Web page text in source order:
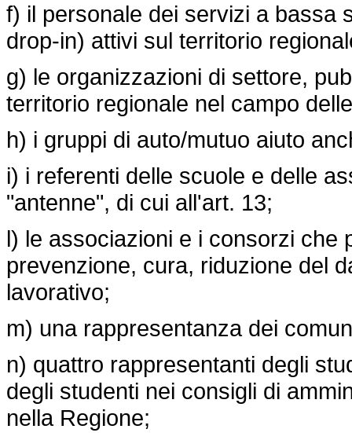
f) il personale dei servizi a bassa
drop-in) attivi sul territorio
g) le organizzazioni di settore,
territorio regionale nel campo
h) i gruppi di auto/mutuo aiuto
i) i referenti delle scuole e delle
"antenne", di cui all'art. 13;
l) le associazioni e i consorzi che
prevenzione, cura, riduzione del
lavorativo;
m) una rappresentanza dei
n) quattro rappresentanti degli
degli studenti nei consigli di
nella Regione;